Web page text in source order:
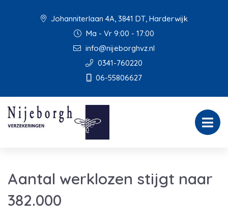
Johanniterlaan 4A, 3841 DT, Harderwijk
Ma - Vr 9:00 - 17:00
info@nijeborghvz.nl
0341-760220
06-55806627
Aantal werklozen stijgt naar
382.000